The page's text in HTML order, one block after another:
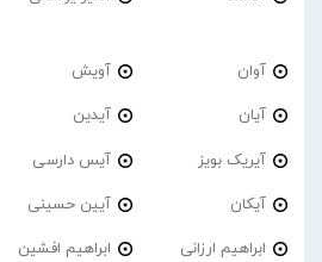
آوان آویش
آیان آیدین
آیریک بویز آیس دارسی
آیکان آیین حسینی
ابراهیم ارزانی ابراهیم افشین